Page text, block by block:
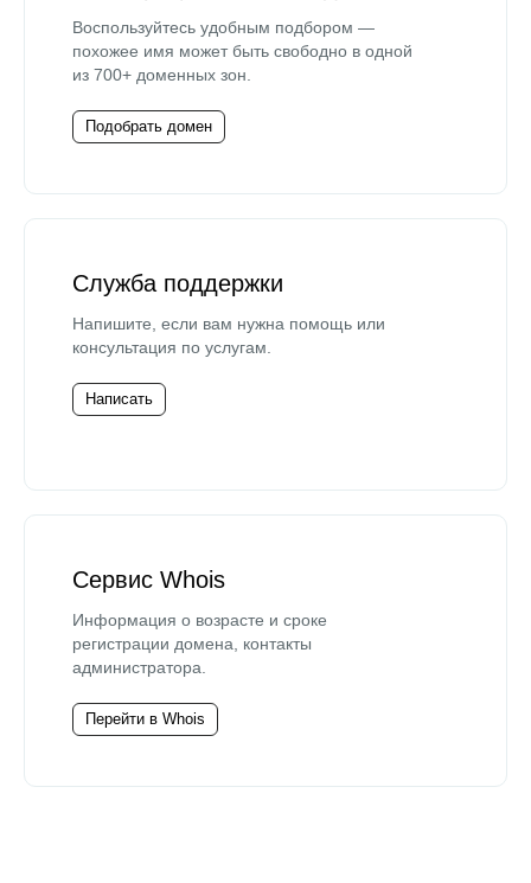
Воспользуйтесь удобным подбором —
похожее имя может быть свободно в одной
из 700+ доменных зон.
Подобрать домен
Служба поддержки
Напишите, если вам нужна помощь или
консультация по услугам.
Написать
Сервис Whois
Информация о возрасте и сроке
регистрации домена, контакты
администратора.
Перейти в Whois